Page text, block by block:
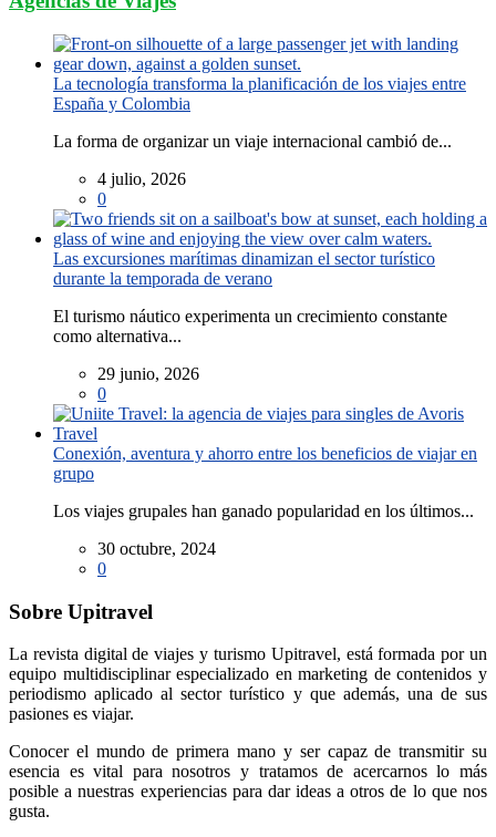
La tecnología transforma la planificación de los viajes entre
España y Colombia
La forma de organizar un viaje internacional cambió de...
4 julio, 2026
0
Las excursiones marítimas dinamizan el sector turístico
durante la temporada de verano
El turismo náutico experimenta un crecimiento constante
como alternativa...
29 junio, 2026
0
Conexión, aventura y ahorro entre los beneficios de viajar en
grupo
Los viajes grupales han ganado popularidad en los últimos...
30 octubre, 2024
0
Sobre Upitravel
La revista digital de viajes y turismo Upitravel, está formada por un
equipo multidisciplinar especializado en marketing de contenidos y
periodismo aplicado al sector turístico y que además, una de sus
pasiones es viajar.
Conocer el mundo de primera mano y ser capaz de transmitir su
esencia es vital para nosotros y tratamos de acercarnos lo más
posible a nuestras experiencias para dar ideas a otros de lo que nos
gusta.